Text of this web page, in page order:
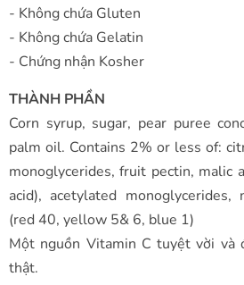
- Không chứa Gluten
- Không chứa Gelatin
- Chứng nhận Kosher
THÀNH PHẦN
Corn syrup, sugar, pear puree
palm oil. Contains 2% or less of:
monoglycerides, fruit pectin, malic
acid), acetylated
(red 40, yellow 5& 6, blue 1)
Một nguồn Vitamin C tuyệt vời và
thật.